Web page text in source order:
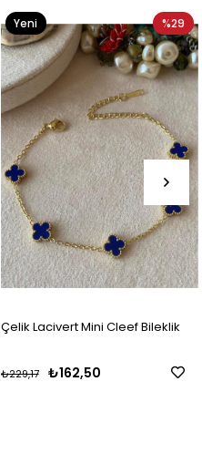
Çelik Lacivert Mini Cleef Bileklik
₺162,50
₺229,17
%29
Yeni
Ürün